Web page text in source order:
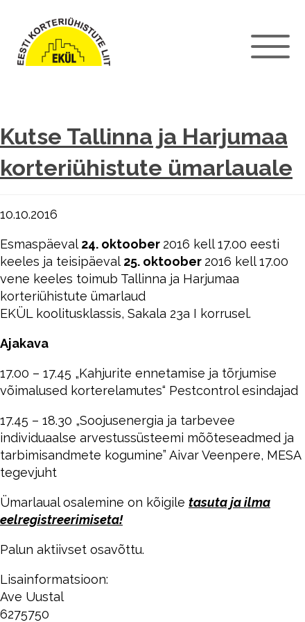
Kutse Tallinna ja Harjumaa
korteriühistute ümarlauale
10.10.2016
Esmaspäeval 24. oktoober 2016 kell 17.00 eesti
keeles ja teisipäeval 25. oktoober 2016 kell 17.00
vene keeles toimub Tallinna ja Harjumaa
korteriühistute ümarlaud
EKÜL koolitusklassis, Sakala 23a I korrusel.
Ajakava
17.00 – 17.45 „Kahjurite ennetamise ja tõrjumise
võimalused korterelamutes“ Pestcontrol esindajad
17.45 – 18.30 „Soojusenergia ja tarbevee
individuaalse arvestussüsteemi mõõteseadmed ja
tarbimisandmete kogumine” Aivar Veenpere, MESA
tegevjuht
Ümarlaual osalemine on kõigile tasuta ja ilma
eelregistreerimiseta!
Palun aktiivset osavõttu.
Lisainformatsioon:
Ave Uustal
6275750